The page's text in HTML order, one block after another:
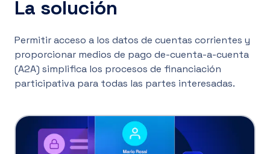
La solución
Permitir acceso a los datos de cuentas corrientes y
proporcionar medios de pago de-cuenta-a-cuenta
(A2A) simplifica los procesos de financiación
participativa para todas las partes interesadas.